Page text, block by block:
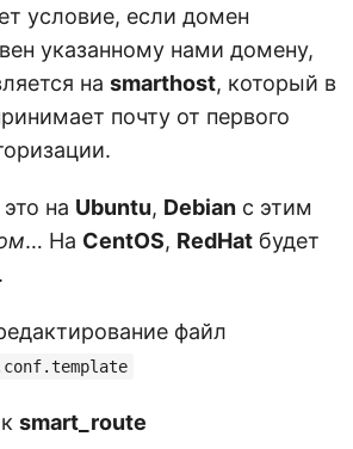
условие, если домен
указанному нами домену,
на smarthost, который в
почту от первого
на Ubuntu, Debian с этим
… На CentOS, RedHat будет
файл
smart_route